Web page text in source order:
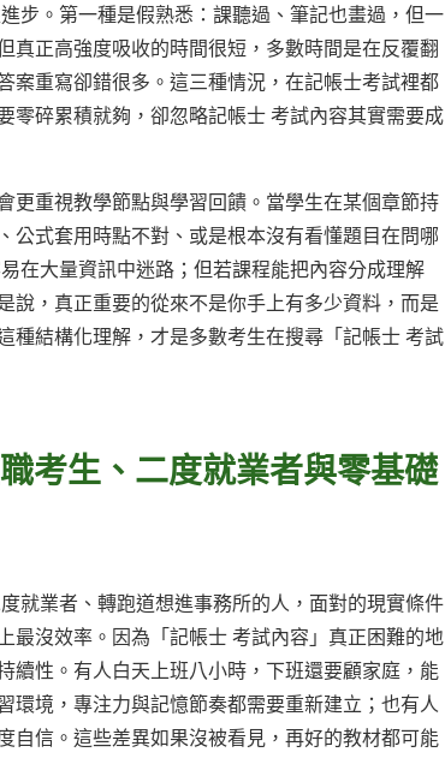
步。第一種是假熟悉：課聽過、筆記也畫過，但一
真正高強度吸收的時間很短，多數時間是在反覆翻
案重寫卻錯很多。這三種情況，在記帳士考試裡都
零碎累積就夠，卻忽略記帳士 考試內容其實需要成
更重視教學節點與學習回饋。當學生在某個章節持
公式套用時點不對、或是根本沒有看懂題目在問哪
在大量資訊中迷路；但若課程能把內容分成理解
說，真正重要的從來不是你手上有多少資料，而是
種結構化理解，才是多數考生在搜尋「記帳士 考試
考生、二度就業者與零基礎
就業者、轉跑道想進事務所的人，面對的現實條件
最沒效率。因為「記帳士 考試內容」真正困難的地
續性。有人白天上班八小時，下班還要顧家庭，能
環境，專注力與記憶節奏都需要重新建立；也有人
自信。這些差異如果沒被看見，再好的教材都可能